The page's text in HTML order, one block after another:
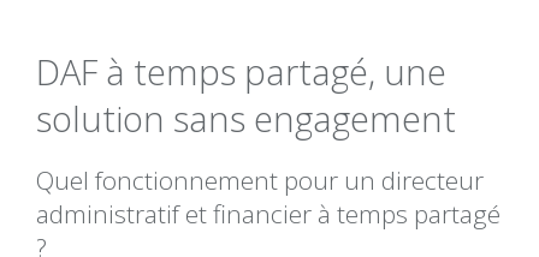
DAF à temps partagé, une
solution sans engagement
Quel fonctionnement pour un directeur
administratif et financier à temps partagé
?